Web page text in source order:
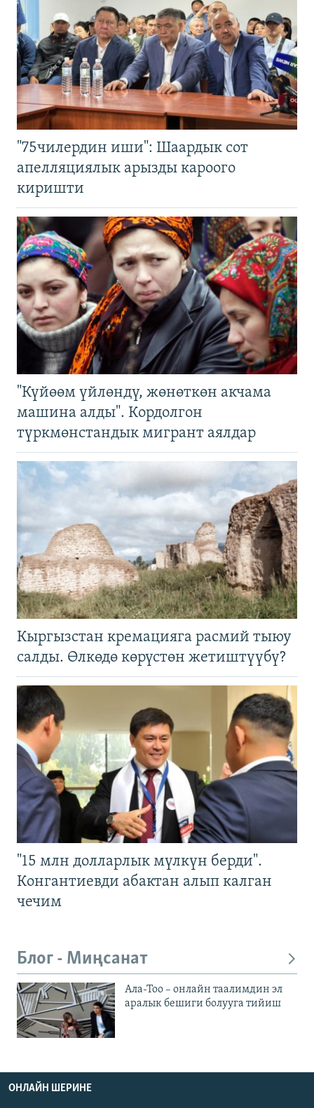
"75чилердин иши": Шаардык сот
апелляциялык арызды кароого
киришти
"Күйөөм үйлөндү, жөнөткөн акчама
машина алды". Кордолгон
түркмөнстандык мигрант аялдар
Кыргызстан кремацияга расмий тыюу
салды. Өлкөдө көрүстөн жетиштүүбү?
"15 млн долларлык мүлкүн берди".
Конгантиевди абактан алып калган
чечим
Блог - Миңсанат
Ала-Тоо – онлайн таалимдин эл
аралык бешиги болууга тийиш
ОНЛАЙН ШЕРИНЕ